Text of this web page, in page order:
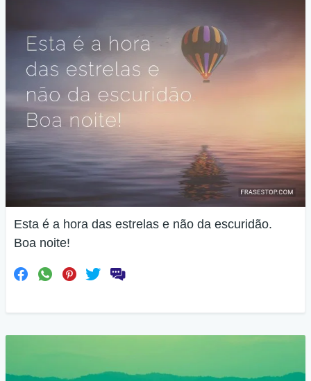
Esta é a hora das estrelas e não da escuridão.
Boa noite!